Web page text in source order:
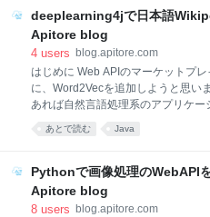
2014年12月までは自然言語処理の
た。在籍時は実にたくさんのプロ
ークライアントでやれることは全部
ます。プロセスとしては、ユーザー
（Oauth1.0）してもらいアクセスト
ウントでツイートを投稿したり、ツ
りします。今回は以前投稿した、
FacebookでOpenID Connectする方
OpenID Connectするわけではありま
deeplearning4jで日本語
Apitore blog
4 users blog.apitore.com
はじめに Web APIのマーケットプ
に、Word2Vecを追加しようと思い
あれば自然言語処理系のアプリケー
がりが出てきます。その話はAPIを
るとして、今回はJavaでWord2Vec
のGoogleでもオススメしている
と簡単です。内蔵している形態素解
区切りなので、日本語形態素解析器
あとで読む Java
Pythonで画像処理のWebAPI
Apitore blog
8 users blog.apitore.com